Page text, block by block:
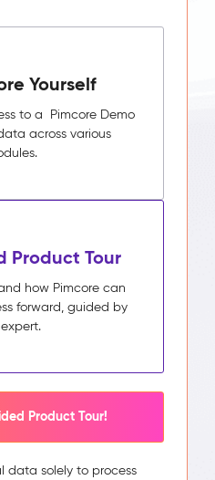
Yourself
to a Pimcore Demo
across various
Product Tour
how Pimcore can
forward, guided by
Product Tour!
data solely to process